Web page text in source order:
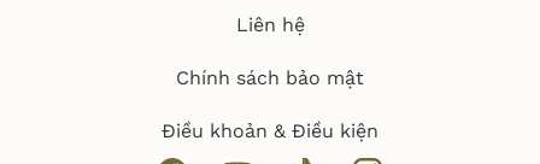
Liên hệ
Chính sách bảo mật
Điều khoản & Điều kiện